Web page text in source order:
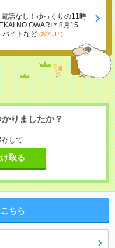
電話なし！ゆっくりの11時
NO OWARI＊8月15
バイトなど (8/7UP!)
りましたか？
して
取る
ちら